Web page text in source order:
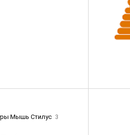
Мышь Стилус 3